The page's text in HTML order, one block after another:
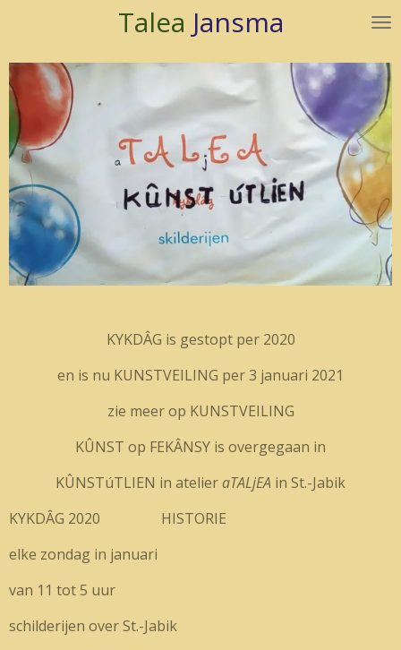
naar
de
hoofdinhoud
Talea Jansma
KYKDÂG is gestopt per 2020
en is nu KUNSTVEILING per 3 januari 2021
zie meer op KUNSTVEILING
KÛNST op FEKÂNSY is overgegaan in
KÛNSTúTLIEN in atelieraTALjEA in St.-Jabik
KYKDÂG 2020 HISTORIE
elke zondag in januari
van 11 tot 5 uur
schilderijen over St.-Jabik